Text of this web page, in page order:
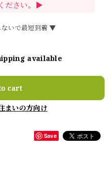
ださい。▶
いで最短到着 ▼
available
cart
まいの方向け
Save